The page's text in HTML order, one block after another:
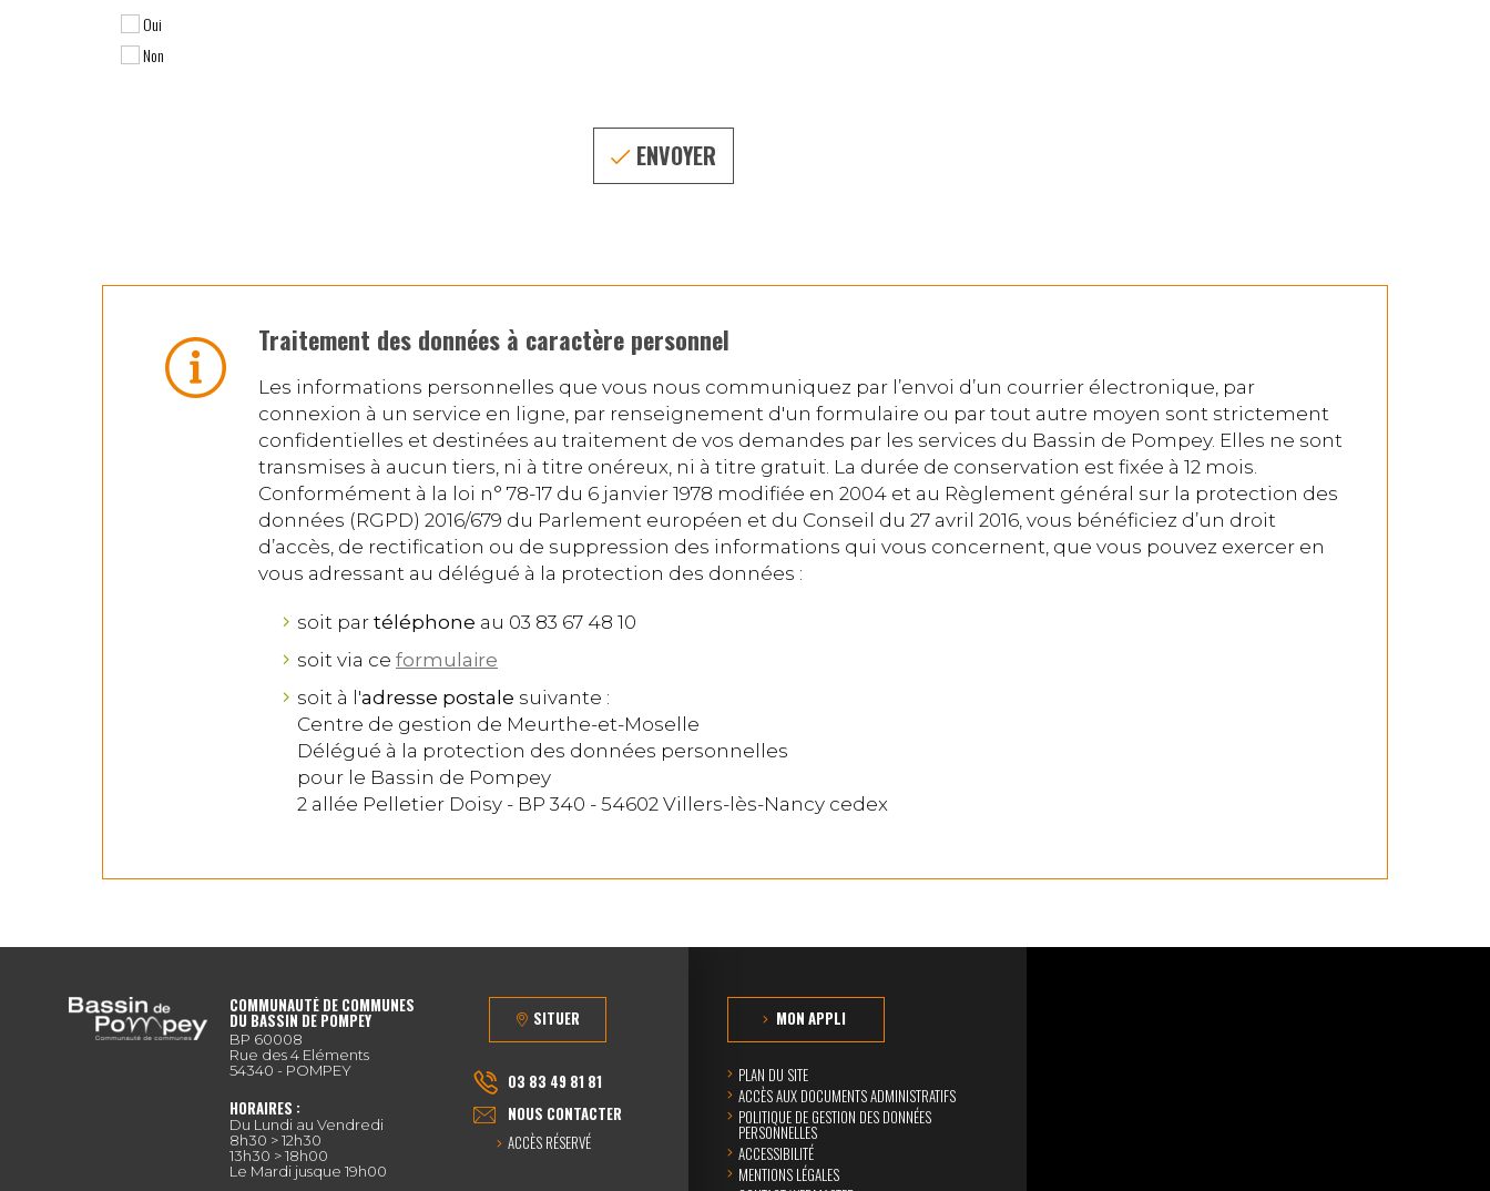
Oui
Non
ENVOYER
Traitement des données à caractère personnel
Les informations personnelles que vous nous communiquez par l’envoi d’un courrier électronique, par
connexion à un service en ligne, par renseignement d'un formulaire ou par tout autre moyen sont strictement
confidentielles et destinées au traitement de vos demandes par les services du Bassin de Pompey. Elles ne sont
transmises à aucun tiers, ni à titre onéreux, ni à titre gratuit. La durée de conservation est fixée à 12 mois.
Conformément à la loi n° 78-17 du 6 janvier 1978 modifiée en 2004 et au Règlement général sur la protection des
données (RGPD) 2016/679 du Parlement européen et du Conseil du 27 avril 2016, vous bénéficiez d’un droit
d’accès, de rectification ou de suppression des informations qui vous concernent, que vous pouvez exercer en
vous adressant au délégué à la protection des données :
soit par téléphone au 03 83 67 48 10
soit via ce formulaire
soit à l'adresse postale suivante :
Centre de gestion de Meurthe-et-Moselle
Délégué à la protection des données personnelles
pour le Bassin de Pompey
2 allée Pelletier Doisy - BP 340 - 54602 Villers-lès-Nancy cedex
COMMUNAUTÉ DE COMMUNES
DU BASSIN DE POMPEY
BP 60008
Rue des 4 Eléments
54340 - POMPEY
HORAIRES :
Du Lundi au Vendredi
8h30 > 12h30
13h30 > 18h00
Le Mardi jusque 19h00
SITUER
03 83 49 81 81
NOUS CONTACTER
ACCÈS RÉSERVÉ
MON APPLI
PLAN DU SITE
ACCÈS AUX DOCUMENTS ADMINISTRATIFS
POLITIQUE DE GESTION DES DONNÉES
PERSONNELLES
ACCESSIBILITÉ
MENTIONS LÉGALES